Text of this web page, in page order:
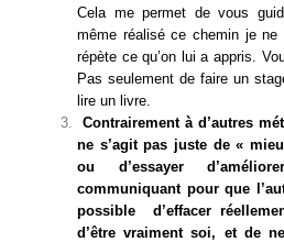
Cela me permet de vous
même réalisé ce chemin je ne
répète ce qu’on lui a appris.
Pas seulement de faire un
lire un livre.
Contrairement à d’autres
ne s’agit pas juste de «
ou d’essayer
communiquant pour que
possible d’effacer
d’être vraiment soi, et de